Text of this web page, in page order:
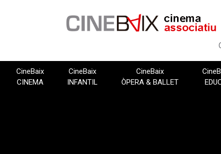
CineBaix
CINEMA
CineBaix
INFANTIL
CineBaix
ÒPERA & BALLET